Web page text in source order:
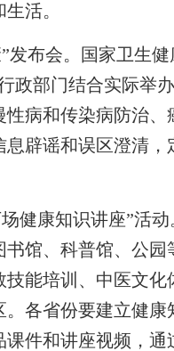
活。
布会。国家卫生健
政部门结合实际举
病和传染病防治
辟谣和误区澄清
康知识讲座”活动
馆、科普馆、公
能培训、中医文
各省份要建立健
件和讲座视频，